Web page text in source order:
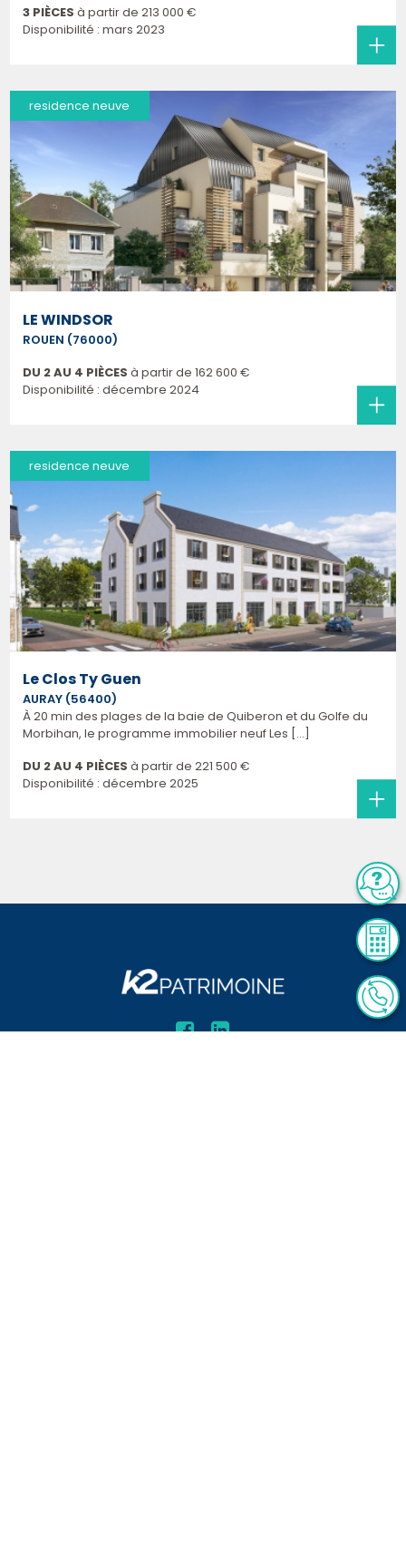
3 PIÈCES à partir de 213 000 €
Disponibilité : mars 2023
residence neuve
LE WINDSOR
ROUEN (76000)
DU 2 AU 4 PIÈCES à partir de 162 600 €
Disponibilité : décembre 2024
residence neuve
Le Clos Ty Guen
AURAY (56400)
À 20 min des plages de la baie de Quiberon et du Golfe du
Morbihan, le programme immobilier neuf Les [...]
DU 2 AU 4 PIÈCES à partir de 221 500 €
Disponibilité : décembre 2025